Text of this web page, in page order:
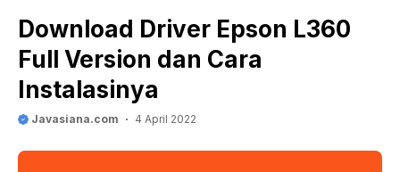
Download Driver Epson L360
Full Version dan Cara
Instalasinya
Javasiana.com 4 April 2022